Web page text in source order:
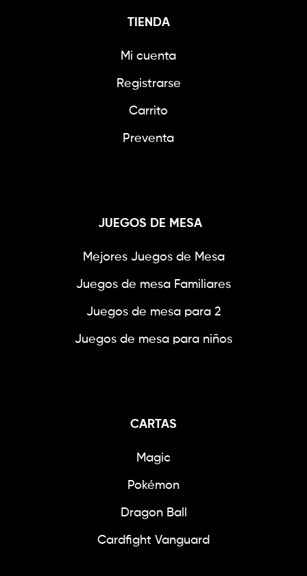
TIENDA
Mi cuenta
Registrarse
Carrito
Preventa
JUEGOS DE MESA
Mejores Juegos de Mesa
Juegos de mesa Familiares
Juegos de mesa para 2
Juegos de mesa para niños
CARTAS
Magic
Pokémon
Dragon Ball
Cardfight Vanguard